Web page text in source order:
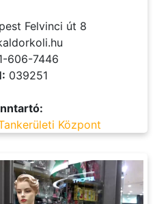
Felvinci út 8
606-7446
039251
Központ